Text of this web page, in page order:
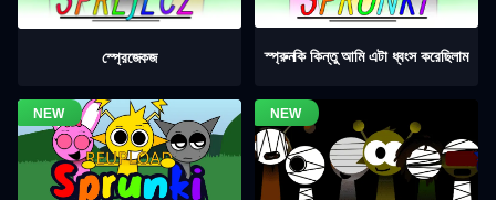
স্প্রেজেকজ স্প্রুনকি কিন্তু আমি এটা ধ্বংস করেছিলাম